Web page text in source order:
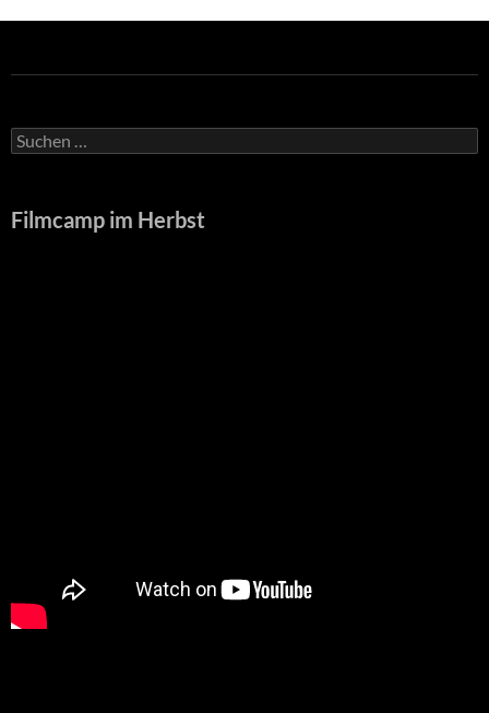
Suche
nach:
Filmcamp im Herbst